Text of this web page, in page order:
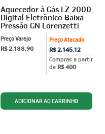
Aquecedor à Gás LZ 2000
Digital Eletrônico Baixa
Pressão GN Lorenzetti
Preço Atacado
R$ 2.145,12
Compras a partir
de R$ 400
Preço Varejo
R$ 2.188,90